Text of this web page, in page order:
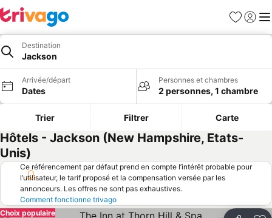
Favoris
Se
Destination
Jackson
Arrivée/départ
Dates
Personnes et chambres
2 personnes, 1 chambre
Trier Filtrer Carte
Hôtels - Jackson (New Hampshire, Etats-
Unis)
Ce référencement par défaut prend en compte l’intérêt probable pour
l’utilisateur, le tarif proposé et la compensation versée par les
annonceurs. Les offres ne sont pas exhaustives.
Comment fonctionne trivago
Choix populaire